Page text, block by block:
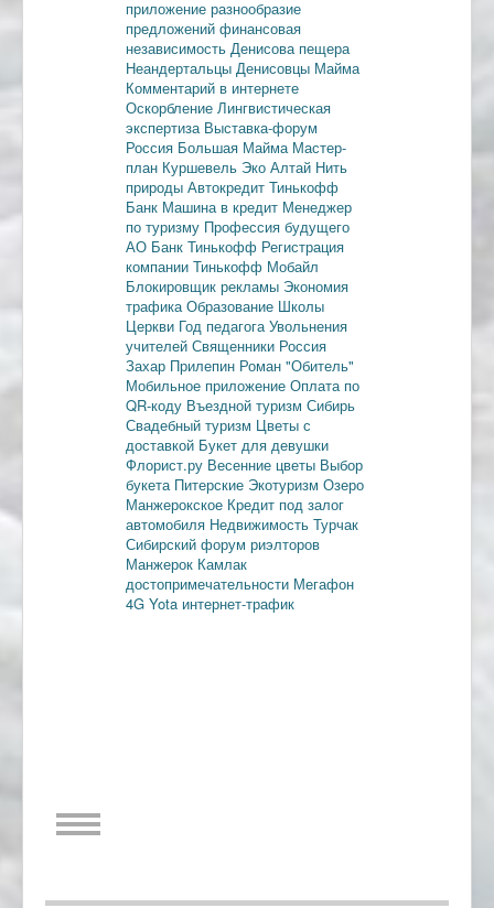
приложение разнообразие
предложений финансовая
независимость Денисова пещера
Неандертальцы Денисовцы Майма
Комментарий в интернете
Оскорбление Лингвистическая
экспертиза Выставка-форум
Россия Большая Майма Мастер-
план Куршевель Эко Алтай Нить
природы Автокредит Тинькофф
Банк Машина в кредит Менеджер
по туризму Профессия будущего
АО Банк Тинькофф Регистрация
компании Тинькофф Мобайл
Блокировщик рекламы Экономия
трафика Образование Школы
Церкви Год педагога Увольнения
учителей Священники Россия
Захар Прилепин Роман "Обитель"
Мобильное приложение Оплата по
QR-коду Въездной туризм Сибирь
Свадебный туризм Цветы с
доставкой Букет для девушки
Флорист.ру Весенние цветы Выбор
букета Питерские Экотуризм Озеро
Манжерокское Кредит под залог
автомобиля Недвижимость Турчак
Сибирский форум риэлторов
Манжерок Камлак
достопримечательности Мегафон
4G Yota интернет-трафик